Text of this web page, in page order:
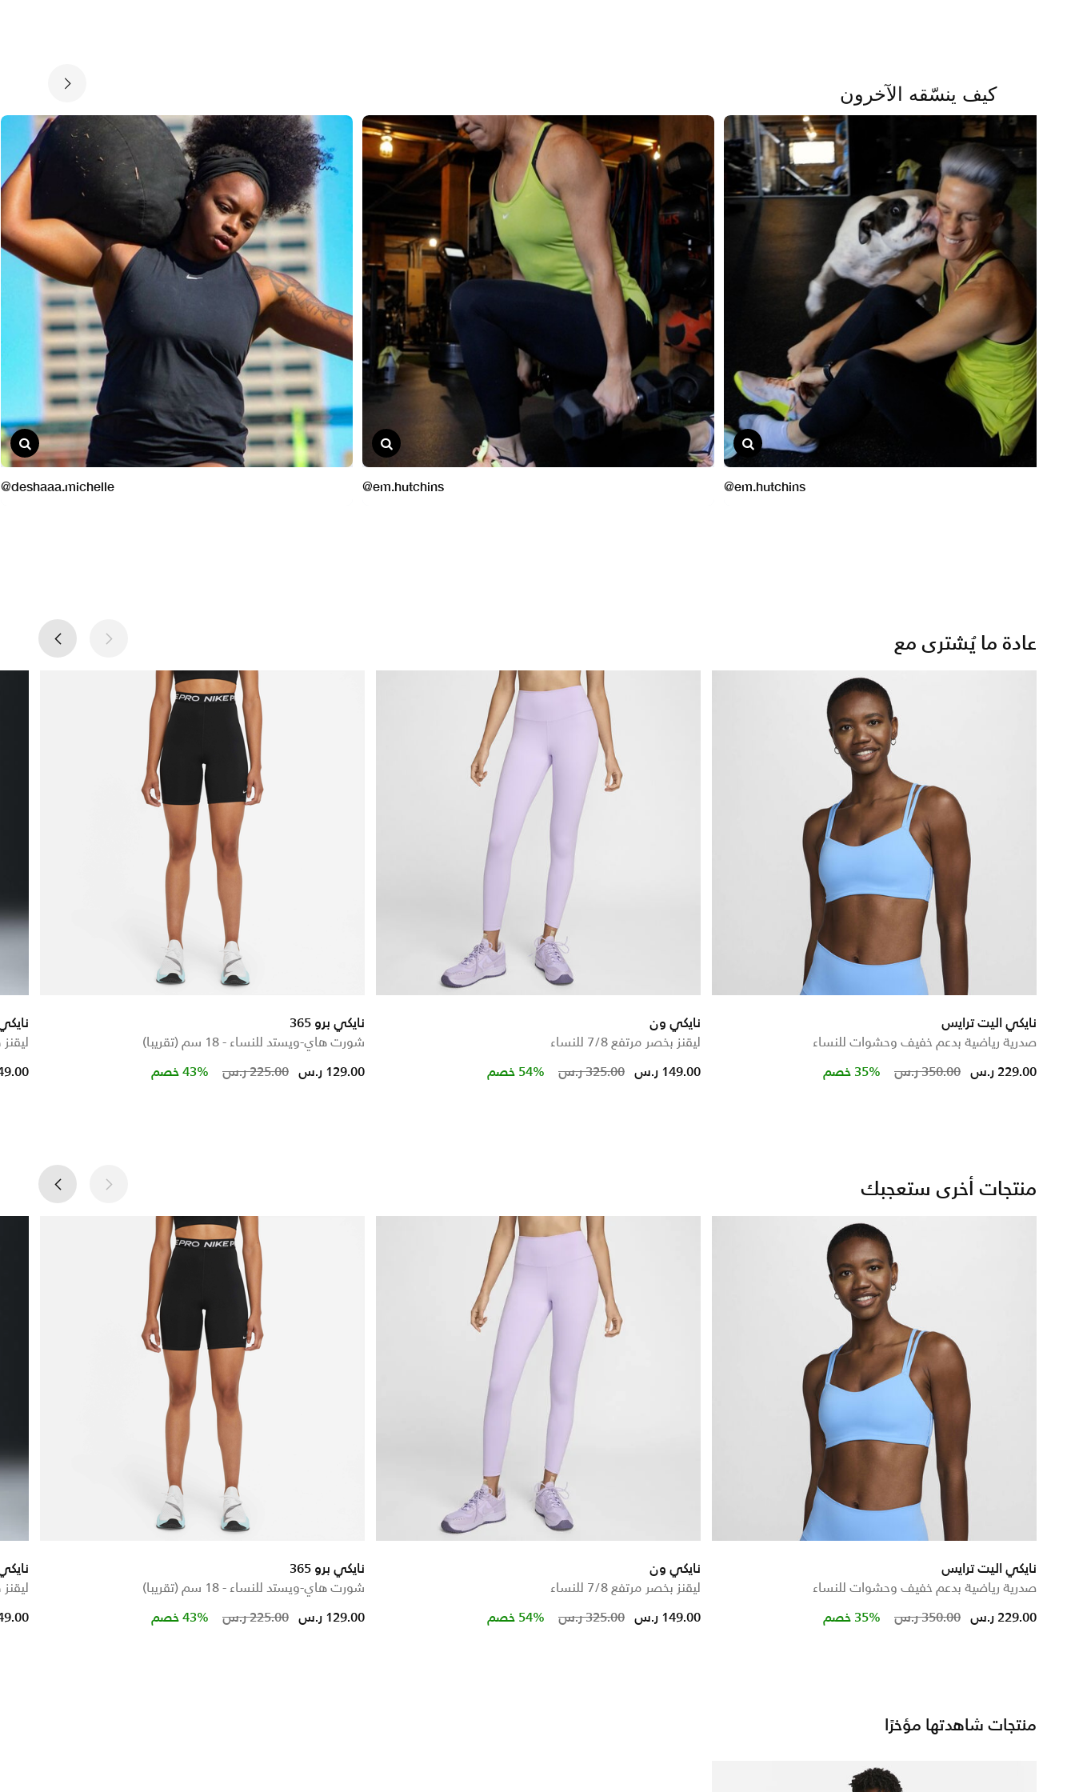
عادة ما يُشترى مع
نايكي اليت ترايس
صدرية رياضية بدعم خفيف وحشوات للنساء
Price reduced from350.00 ر.س to 229.00 ر.س 35% خصم
نايكي ون
ليقنز بخصر مرتفع 7/8 للنساء
Price reduced from325.00 ر.س to149.00 ر.س 54% خصم
نايكي برو 365
شورت هاي-ويستد للنساء - 18 سم (تقريبا)
Price reduced from225.00 ر.س to 129.00 ر.س 43% خصم
from
منتجات أخرى ستعجبك
نايكي اليت ترايس
صدرية رياضية بدعم خفيف وحشوات للنساء
Price reduced from350.00 ر.س to 229.00 ر.س 35% خصم
نايكي ون
ليقنز بخصر مرتفع 7/8 للنساء
Price reduced from325.00 ر.س to149.00 ر.س 54% خصم
نايكي برو 365
شورت هاي-ويستد للنساء - 18 سم (تقريبا)
Price reduced from225.00 ر.س to 129.00 ر.س 43% خصم
from
منتجات شاهدتها مؤخرًا